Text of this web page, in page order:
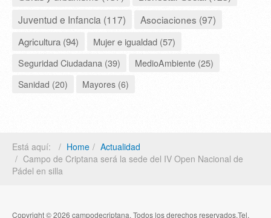
Juventud e Infancia (117)
Asociaciones (97)
Agricultura (94)
Mujer e igualdad (57)
Seguridad Ciudadana (39)
MedioAmbiente (25)
Sanidad (20)
Mayores (6)
Está aquí: Home
Actualidad
Campo de Criptana será la sede del IV Open Nacional de
Pádel en silla
Copyright © 2026 campodecriptana. Todos los derechos reservados.Tel.